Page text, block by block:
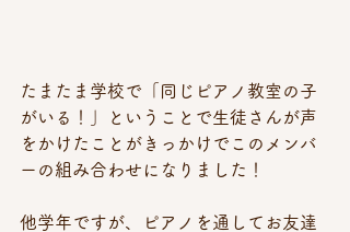
たまたま学校で「同じピアノ教室の子
がいる！」ということで生徒さんが声
をかけたことがきっかけでこのメンバ
ーの組み合わせになりました！
他学年ですが、ピアノを通してお友達